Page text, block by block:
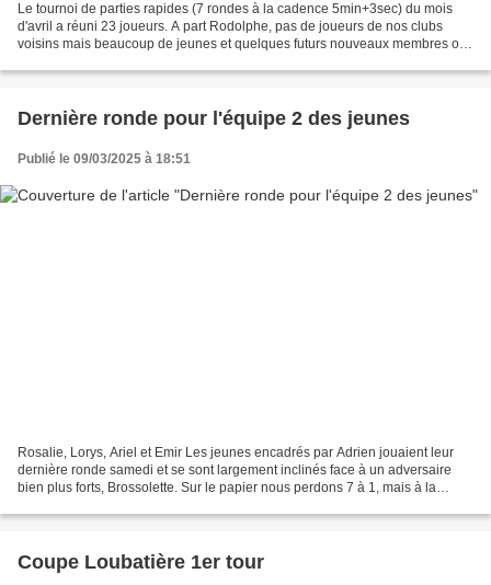
Le tournoi de parties rapides (7 rondes à la cadence 5min+3sec) du mois
d'avril a réuni 23 joueurs. A part Rodolphe, pas de joueurs de nos clubs
voisins mais beaucoup de jeunes et quelques futurs nouveaux membres ont
Dernière ronde pour l'équipe 2 des jeunes
Publié le 09/03/2025 à 18:51
Rosalie, Lorys, Ariel et Emir Les jeunes encadrés par Adrien jouaient leur
dernière ronde samedi et se sont largement inclinés face à un adversaire
bien plus forts, Brossolette. Sur le papier nous perdons 7 à 1, mais à la
Coupe Loubatière 1er tour